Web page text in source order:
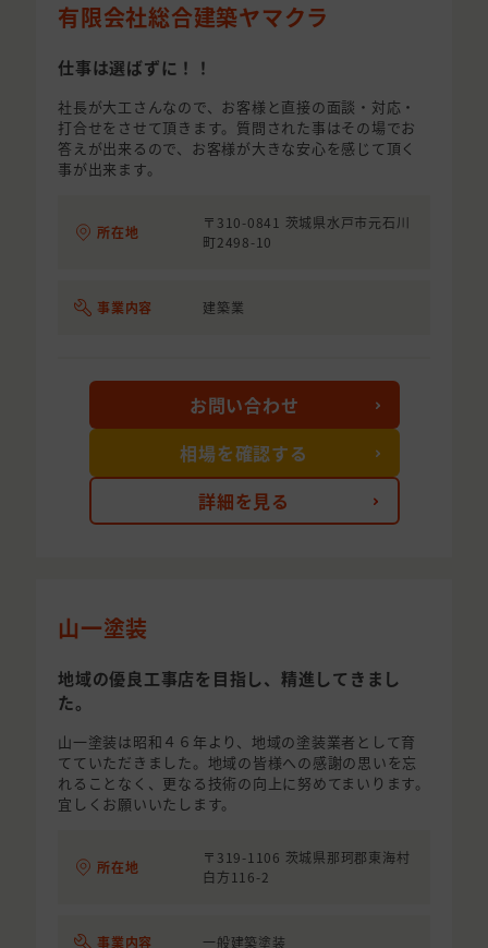
有限会社総合建築ヤマクラ
仕事は選ばずに！！
社長が大工さんなので、お客様と直接の面談・対応・
打合せをさせて頂きます。質問された事はその場でお
答えが出来るので、お客様が大きな安心を感じて頂く
事が出来ます。
所在地
〒310-0841 茨城県水戸市元石川
町2498-10
事業内容 建築業
詳細を見る
お問い合わせ
相場を確認する
山一塗装
地域の優良工事店を目指し、精進してきまし
た。
山一塗装は昭和４６年より、地域の塗装業者として育
てていただきました。地域の皆様への感謝の思いを忘
れることなく、更なる技術の向上に努めてまいります。
宜しくお願いいたします。
所在地
〒319-1106 茨城県那珂郡東海村
白方116-2
事業内容 一般建築塗装